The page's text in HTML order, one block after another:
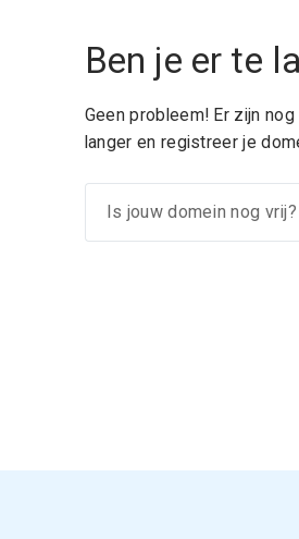
Ben je er te
Geen probleem! Er zijn
langer en registreer je